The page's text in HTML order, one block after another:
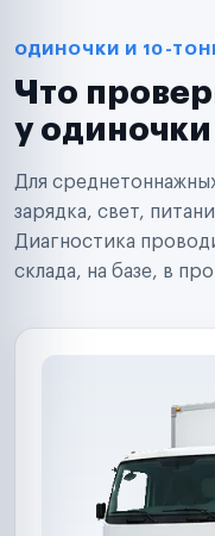
Таксопарки
Автодилеры
Поставщики запчастей
Аренда спецтехники
Ремонт спецтехники
Ритейл-сети
Управляющие компании
Страховые компании
ОДИНОЧКИ И 10-
Что
у
Для
зарядка, свет,
Диагностика
склада, на базе, в